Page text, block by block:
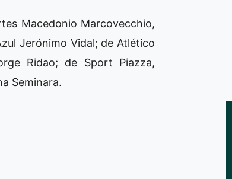
Macedonio Marcovecchio,
Jerónimo Vidal; de Atlético
Ridao; de Sport Piazza,
Seminara.